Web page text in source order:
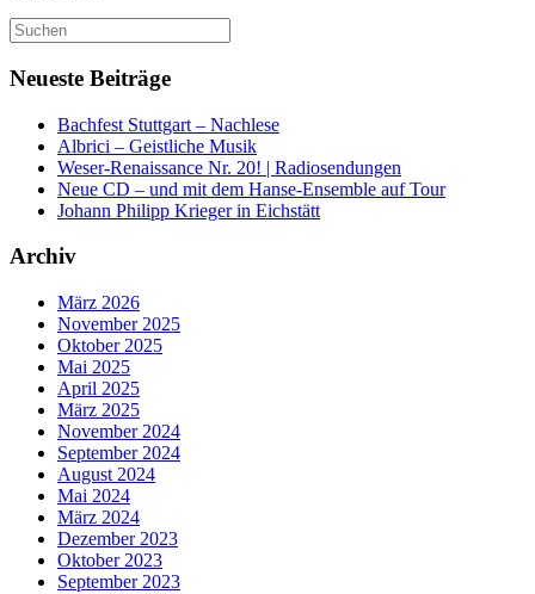
Suchen
nach:
Neueste Beiträge
Bachfest Stuttgart – Nachlese
Albrici – Geistliche Musik
Weser-Renaissance Nr. 20! | Radiosendungen
Neue CD – und mit dem Hanse-Ensemble auf Tour
Johann Philipp Krieger in Eichstätt
Archiv
März 2026
November 2025
Oktober 2025
Mai 2025
April 2025
März 2025
November 2024
September 2024
August 2024
Mai 2024
März 2024
Dezember 2023
Oktober 2023
September 2023